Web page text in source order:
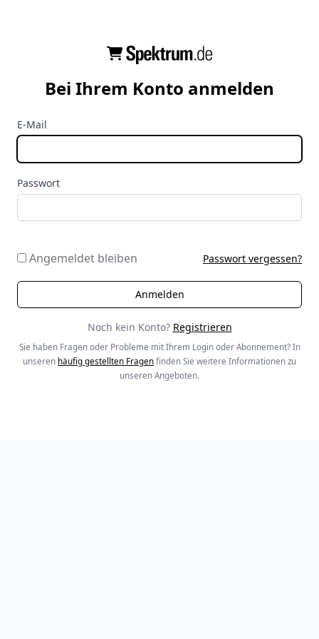
Bei Ihrem Konto anmelden
E-Mail
Passwort
Angemeldet bleiben Passwort vergessen?
Noch kein Konto? Registrieren
Sie haben Fragen oder Probleme mit Ihrem Login oder Abonnement? In
unseren häufig gestellten Fragen finden Sie weitere Informationen zu
unseren Angeboten.